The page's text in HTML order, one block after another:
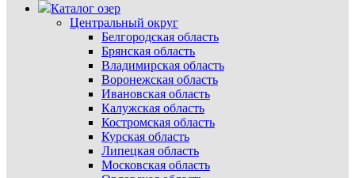
Каталог озер
Центральный округ
Белгородская область
Брянская область
Владимирская область
Воронежская область
Ивановская область
Калужская область
Костромская область
Курская область
Липецкая область
Московская область